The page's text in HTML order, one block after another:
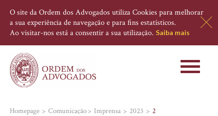
O site da Ordem dos Advogados utiliza Cookies para melhorar
a sua experiência de navegação e para fins estatísticos.
Ao visitar-nos está a consentir a sua utilização. Saiba mais
Toggle
Homepage Comunicação Imprensa 2023 2